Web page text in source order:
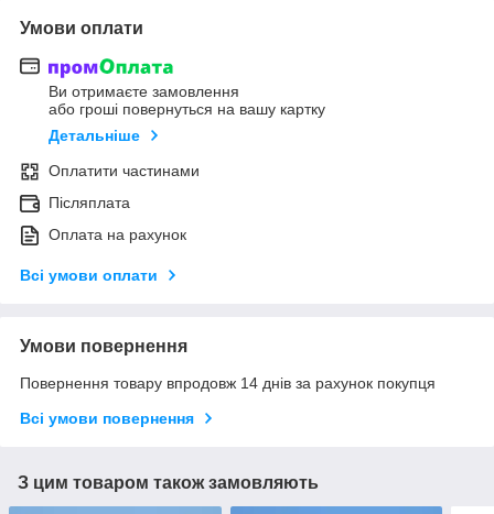
Умови оплати
Ви отримаєте замовлення
або гроші повернуться на вашу картку
Детальніше
Оплатити частинами
Післяплата
Оплата на рахунок
Всі умови оплати
Умови повернення
Повернення товару впродовж 14 днів за рахунок покупця
Всі умови повернення
З цим товаром також замовляють